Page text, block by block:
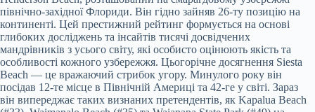
північно-західної Флориди. Він гідно зайняв 26-ту позицію на
континенті. Цей престижний рейтинг формується на основі
глибоких досліджень та інсайтів тисячі досвідчених
мандрівників з усього світу, які особисто оцінюють якість та
особливості кожного узбережжя. Цьогорічне досягнення Siesta
Beach — це вражаючий стрибок угору. Минулого року він
посідав 12-те місце в Північній Америці та 42-ге у світі. Зараз
він випереджає таких визнаних претендентів, як Kapalua Beach